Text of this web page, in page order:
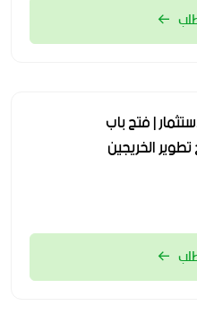
| فتح باب
الخريجين